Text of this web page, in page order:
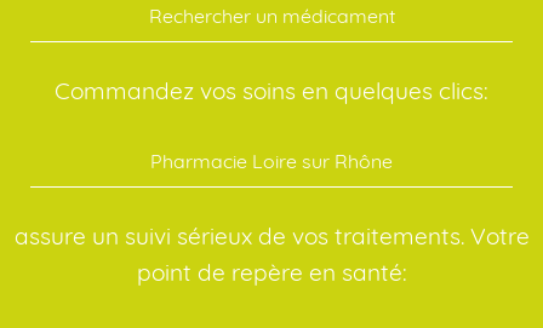
Rechercher un médicament
Commandez vos soins en quelques clics:
Pharmacie Loire sur Rhône
assure un suivi sérieux de vos traitements. Votre
point de repère en santé: